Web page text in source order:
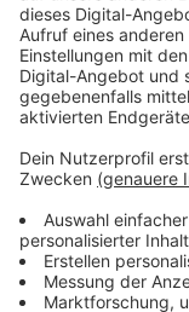
staureichsten
Anzeige
Mehrere
Anzeige
In der Region
zwischen Köln